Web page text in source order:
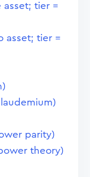
asset; tier =
asset; tier =
parity)
theory)